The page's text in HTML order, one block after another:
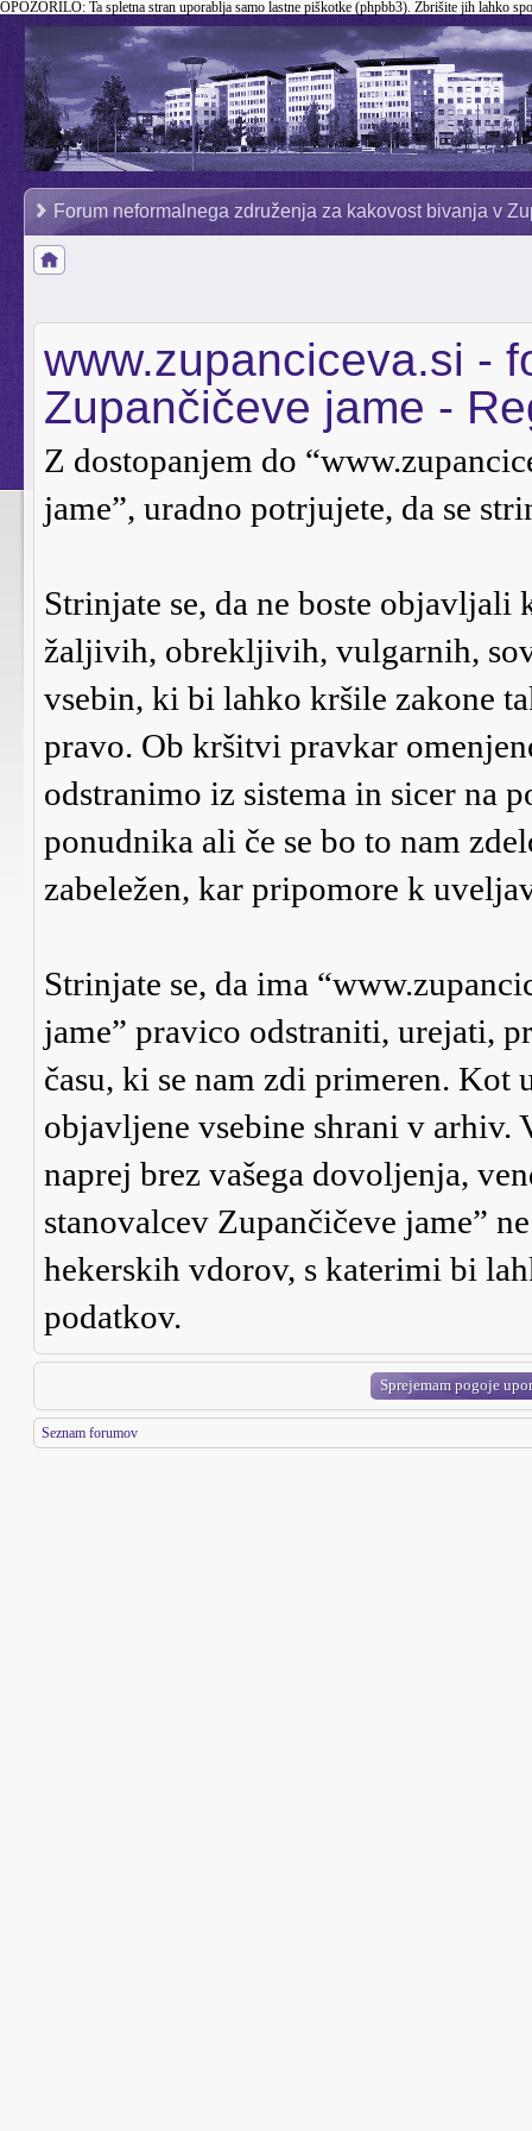
OPOZORILO: Ta spletna stran uporablja samo lastne piškotke (phpbb3). Zbrišite jih lahko
Forum neformalnega združenja za kakovost bivanja v
www.zupanciceva.si -
Zupančičeve jame -
Z dostopanjem do
jame”, uradno potrjujete, da se
Strinjate se, da ne boste
žaljivih, obrekljivih, vulgarnih,
vsebin, ki bi lahko kršile zakone
pravo. Ob kršitvi pravkar
odstranimo iz sistema in sicer na
ponudnika ali če se bo to nam
zabeležen, kar pripomore k
Strinjate se, da ima
jame” pravico odstraniti, urejati,
času, ki se nam zdi primeren. Kot
objavljene vsebine shrani v arhiv.
naprej brez vašega dovoljenja,
stanovalcev Zupančičeve jame”
hekerskih vdorov, s katerimi bi
podatkov.
Seznam forumov